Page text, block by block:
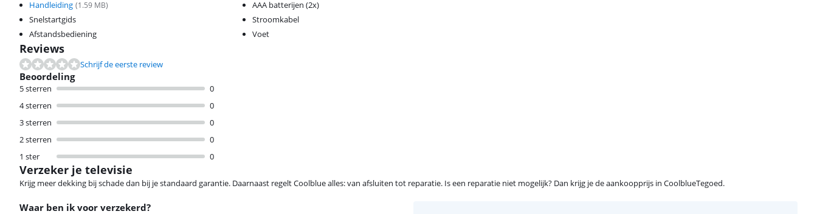
Handleiding (1.59 MB)
Snelstartgids
Afstandsbediening
AAA batterijen (2x)
Stroomkabel
Voet
Reviews
Schrijf de eerste review
Beoordeling
5 sterren
0
4 sterren
0
3 sterren
0
2 sterren
0
1 ster
0
Verzeker je televisie
Krijg meer dekking bij schade dan bij je standaard garantie. Daarnaast regelt Coolblue alles: van afsluiten tot reparatie. Is een reparatie niet mogelijk? Dan krijg je de aankoopprijs in CoolblueTegoed.
Waar ben ik voor verzekerd?